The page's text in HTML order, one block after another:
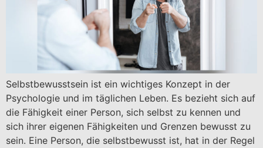
Selbstbewusstsein ist ein wichtiges Konzept in der
Psychologie und im täglichen Leben. Es bezieht sich auf
die Fähigkeit einer Person, sich selbst zu kennen und
sich ihrer eigenen Fähigkeiten und Grenzen bewusst zu
sein. Eine Person, die selbstbewusst ist, hat in der Regel